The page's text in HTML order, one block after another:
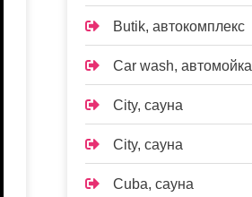
Butik, автокомплекс
Car wash, автомойка
City, сауна
City, сауна
Cuba, сауна